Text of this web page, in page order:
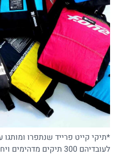
*תיקי קייט פרייד שנתפרו ומותגו
לעובדיהם 300 תיקים מדהימים ויחודיים מסוגם.